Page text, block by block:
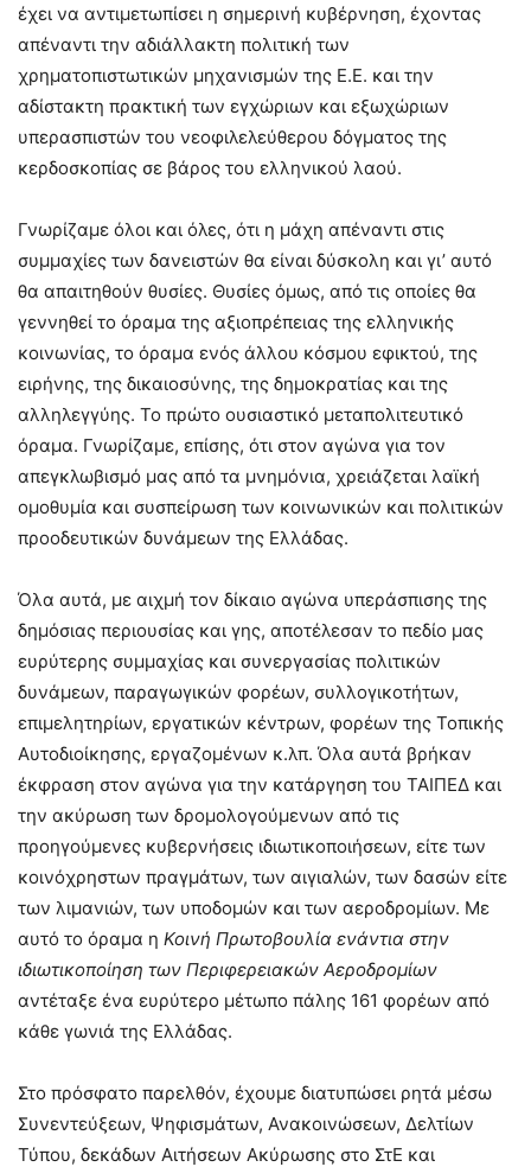
έχει να αντιμετωπίσει η σημερινή κυβέρνηση, έχοντας
απέναντι την αδιάλλακτη πολιτική των
χρηματοπιστωτικών μηχανισμών της Ε.Ε. και την
αδίστακτη πρακτική των εγχώριων και εξωχώριων
υπερασπιστών του νεοφιλελεύθερου δόγματος της
κερδοσκοπίας σε βάρος του ελληνικού λαού.
Γνωρίζαμε όλοι και όλες, ότι η μάχη απέναντι στις
συμμαχίες των δανειστών θα είναι δύσκολη και γι’ αυτό
θα απαιτηθούν θυσίες. Θυσίες όμως, από τις οποίες θα
γεννηθεί το όραμα της αξιοπρέπειας της ελληνικής
κοινωνίας, το όραμα ενός άλλου κόσμου εφικτού, της
ειρήνης, της δικαιοσύνης, της δημοκρατίας και της
αλληλεγγύης. Το πρώτο ουσιαστικό μεταπολιτευτικό
όραμα. Γνωρίζαμε, επίσης, ότι στον αγώνα για τον
απεγκλωβισμό μας από τα μνημόνια, χρειάζεται λαϊκή
ομοθυμία και συσπείρωση των κοινωνικών και πολιτικών
προοδευτικών δυνάμεων της Ελλάδας.
Όλα αυτά, με αιχμή τον δίκαιο αγώνα υπεράσπισης της
δημόσιας περιουσίας και γης, αποτέλεσαν το πεδίο μας
ευρύτερης συμμαχίας και συνεργασίας πολιτικών
δυνάμεων, παραγωγικών φορέων, συλλογικοτήτων,
επιμελητηρίων, εργατικών κέντρων, φορέων της Τοπικής
Αυτοδιοίκησης, εργαζομένων κ.λπ. Όλα αυτά βρήκαν
έκφραση στον αγώνα για την κατάργηση του ΤΑΙΠΕΔ και
την ακύρωση των δρομολογούμενων από τις
προηγούμενες κυβερνήσεις ιδιωτικοποιήσεων, είτε των
κοινόχρηστων πραγμάτων, των αιγιαλών, των δασών είτε
των λιμανιών, των υποδομών και των αεροδρομίων. Με
αυτό το όραμα η Κοινή Πρωτοβουλία ενάντια στην
ιδιωτικοποίηση των Περιφερειακών Αεροδρομίων
αντέταξε ένα ευρύτερο μέτωπο πάλης 161 φορέων από
κάθε γωνιά της Ελλάδας.
Στο πρόσφατο παρελθόν, έχουμε διατυπώσει ρητά μέσω
Συνεντεύξεων, Ψηφισμάτων, Ανακοινώσεων, Δελτίων
Τύπου, δεκάδων Αιτήσεων Ακύρωσης στο ΣτΕ και